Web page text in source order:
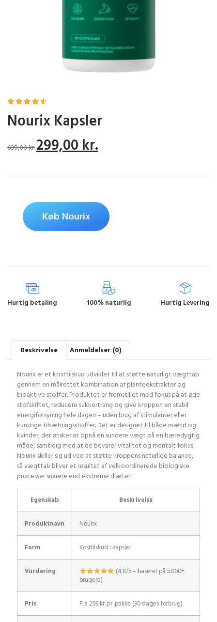
    
Nourix Kapsler
639,00kr.299,00kr.
Køb Nourix
Hurtig betaling 100% naturlig Hurtig Levering
Beskrivelse Anmeldelser (0)
Nourix er et kosttilskud udviklet til at støtte naturligt vægttab
gennem en målrettet kombination af planteekstrakter og
bioaktive stoffer. Produktet er fremstillet med fokus på at øge
stofskiftet, reducere sukkertrang og give kroppen en stabil
energiforsyning hele dagen – uden brug af stimulanser eller
kunstige tilsætningsstoffer. Det er designet til både mænd og
kvinder, der ønsker at opnå en sundere vægt på en bæredygtig
måde, samtidig med at de bevarer vitalitet og mentalt fokus.
Nourix skiller sig ud ved at støtte kroppens naturlige balance,
så vægttab bliver et resultat af velkoordinerede biologiske
processer snarere end ekstreme diæter.
Egenskab Beskrivelse
Produktnavn Nourix
Form Kosttilskud i kapsler
Vurdering
(4,8/5 – baseret på 5.000+
brugere)
Pris Fra 299 kr. pr. pakke (90 dages forbrug)